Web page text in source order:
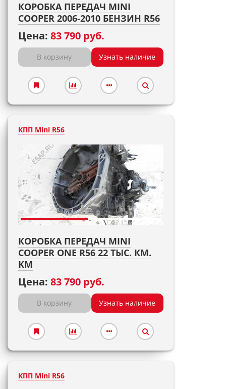
КОРОБКА ПЕРЕДАЧ MINI
COOPER 2006-2010 БЕНЗИН R56
Цена: 83 790 руб.
В корзину Узнать наличие
КПП Mini R56
КОРОБКА ПЕРЕДАЧ MINI
COOPER ONE R56 22 ТЫС. КМ.
KM
Цена: 83 790 руб.
В корзину Узнать наличие
КПП Mini R56